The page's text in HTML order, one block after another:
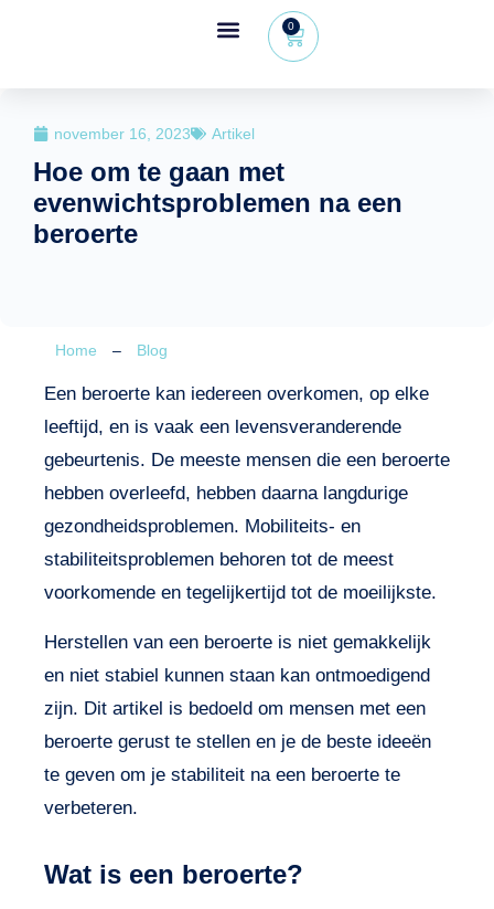
0
november 16, 2023 Artikel
Hoe om te gaan met
evenwichtsproblemen na een
beroerte
Home – Blog
Een beroerte kan iedereen overkomen, op elke
leeftijd, en is vaak een levensveranderende
gebeurtenis. De meeste mensen die een beroerte
hebben overleefd, hebben daarna langdurige
gezondheidsproblemen. Mobiliteits- en
stabiliteitsproblemen behoren tot de meest
voorkomende en tegelijkertijd tot de moeilijkste.
Herstellen van een beroerte is niet gemakkelijk
en niet stabiel kunnen staan kan ontmoedigend
zijn. Dit artikel is bedoeld om mensen met een
beroerte gerust te stellen en je de beste ideeën
te geven om je stabiliteit na een beroerte te
verbeteren.
Wat is een beroerte?